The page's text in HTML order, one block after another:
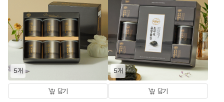
5개
담기
5개
담기